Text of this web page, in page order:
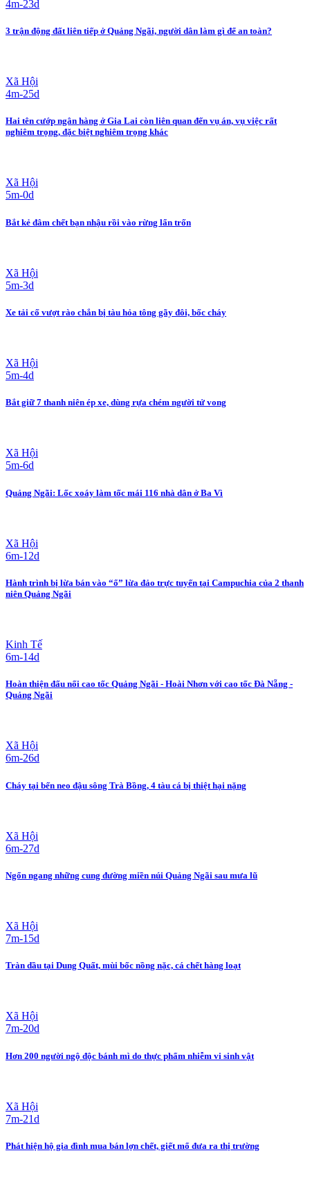
4m-23d
3 trận động đất liên tiếp ở Quảng Ngãi, người dân làm gì để an toàn?
Xã Hội
4m-25d
Hai tên cướp ngân hàng ở Gia Lai còn liên quan đến vụ án, vụ việc rất
nghiêm trọng, đặc biệt nghiêm trọng khác
Xã Hội
5m-0d
Bắt kẻ đâm chết bạn nhậu rồi vào rừng lẩn trốn
Xã Hội
5m-3d
Xe tải cố vượt rào chắn bị tàu hỏa tông gãy đôi, bốc cháy
Xã Hội
5m-4d
Bắt giữ 7 thanh niên ép xe, dùng rựa chém người tử vong
Xã Hội
5m-6d
Quảng Ngãi: Lốc xoáy làm tốc mái 116 nhà dân ở Ba Vì
Xã Hội
6m-12d
Hành trình bị lừa bán vào “ổ” lừa đảo trực tuyến tại Campuchia của 2 thanh
niên Quảng Ngãi
Kinh Tế
6m-14d
Hoàn thiện đấu nối cao tốc Quảng Ngãi - Hoài Nhơn với cao tốc Đà Nẵng -
Quảng Ngãi
Xã Hội
6m-26d
Cháy tại bến neo đậu sông Trà Bồng, 4 tàu cá bị thiệt hại nặng
Xã Hội
6m-27d
Ngổn ngang những cung đường miền núi Quảng Ngãi sau mưa lũ
Xã Hội
7m-15d
Tràn dầu tại Dung Quất, mùi bốc nồng nặc, cá chết hàng loạt
Xã Hội
7m-20d
Hơn 200 người ngộ độc bánh mì do thực phẩm nhiễm vi sinh vật
Xã Hội
7m-21d
Phát hiện hộ gia đình mua bán lợn chết, giết mổ đưa ra thị trường